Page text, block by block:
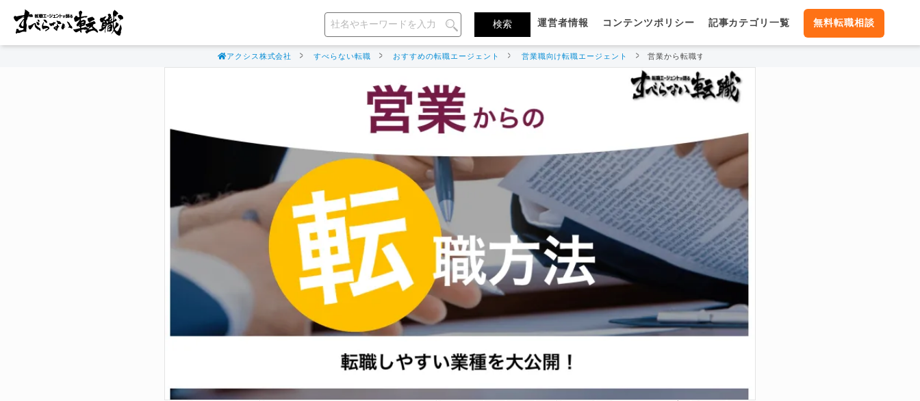
運営者情報 コンテンツポリシー 記事カテゴリ一覧 無料転職相談
アクシス株式会社 すべらない転職 おすすめの転職エージェント 営業職向け転職エージェント 営業から転職するのにおすすめの職種を紹介！転職を成功させる方法も解